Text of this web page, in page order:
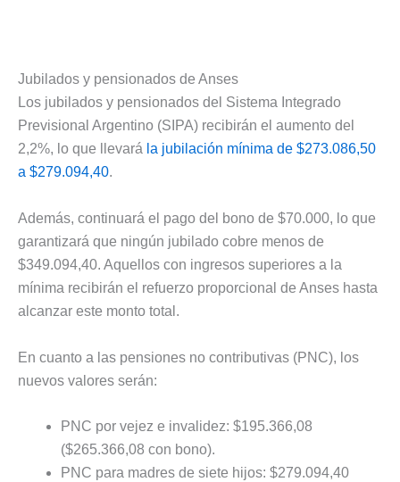
Jubilados y pensionados de Anses
Los jubilados y pensionados del Sistema Integrado
Previsional Argentino (SIPA) recibirán el aumento del
2,2%, lo que llevará la jubilación mínima de $273.086,50
a $279.094,40.
Además, continuará el pago del bono de $70.000, lo que
garantizará que ningún jubilado cobre menos de
$349.094,40. Aquellos con ingresos superiores a la
mínima recibirán el refuerzo proporcional de Anses hasta
alcanzar este monto total.
En cuanto a las pensiones no contributivas (PNC), los
nuevos valores serán:
PNC por vejez e invalidez: $195.366,08
($265.366,08 con bono).
PNC para madres de siete hijos: $279.094,40